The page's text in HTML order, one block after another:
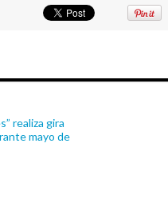
realiza gira
mayo de